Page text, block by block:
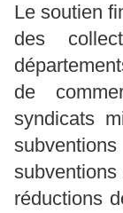
Le soutien
des
de
syndicats
subventions
réductions